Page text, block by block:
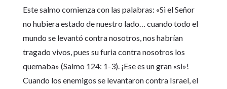
Este salmo comienza con las palabras: «Si el Señor
no hubiera estado de nuestro lado… cuando todo el
mundo se levantó contra nosotros, nos habrían
tragado vivos, pues su furia contra nosotros los
quemaba» (Salmo 124: 1-3). ¡Ese es un gran «si»!
Cuando los enemigos se levantaron contra Israel, el